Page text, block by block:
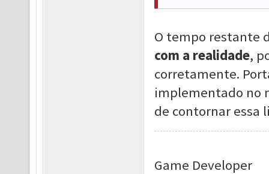
O tempo restante
com a realidade,
corretamente.
implementado no
de contornar essa
Game Developer